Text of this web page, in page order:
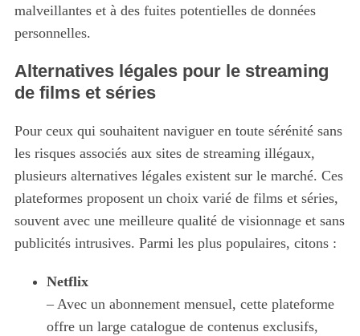
malveillantes et à des fuites potentielles de données
personnelles.
Alternatives légales pour le streaming
de films et séries
Pour ceux qui souhaitent naviguer en toute sérénité sans
les risques associés aux sites de streaming illégaux,
plusieurs alternatives légales existent sur le marché. Ces
plateformes proposent un choix varié de films et séries,
souvent avec une meilleure qualité de visionnage et sans
publicités intrusives. Parmi les plus populaires, citons :
Netflix
– Avec un abonnement mensuel, cette plateforme
offre un large catalogue de contenus exclusifs,
S
e
a
r
o
r
: